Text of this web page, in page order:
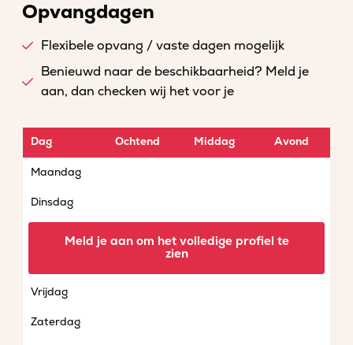
Opvangdagen
Flexibele opvang / vaste dagen mogelijk
Benieuwd naar de beschikbaarheid? Meld je
aan, dan checken wij het voor je
Dag Ochtend Middag Avond
Maandag
Dinsdag
Vrijdag
Zaterdag
Meld je aan om het volledige profiel te
zien